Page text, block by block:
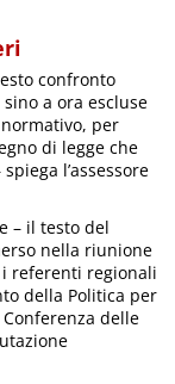
confronto
a ora escluse
per
di legge che
l’assessore
– il testo del
nella riunione
referenti regionali
della Politica per
delle